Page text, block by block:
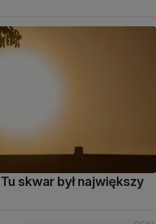
skwar był największy